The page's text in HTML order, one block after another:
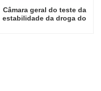
Câmara geral do teste da
estabilidade da droga do